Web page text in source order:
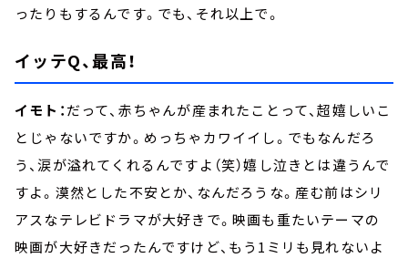
ったりもするんです。でも、それ以上で。
イッテQ、最高！
イモト：だって、赤ちゃんが産まれたことって、超嬉しいこ
とじゃないですか。めっちゃカワイイし。でもなんだろ
う、涙が溢れてくれるんですよ（笑）嬉し泣きとは違うんで
すよ。漠然とした不安とか、なんだろうな。産む前はシリ
アスなテレビドラマが大好きで。映画も重たいテーマの
映画が大好きだったんですけど、もう1ミリも見れないよ